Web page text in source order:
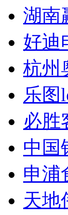
湖南
好迪
杭州
乐图
必胜
中国
申浦
天地